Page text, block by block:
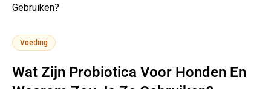
Gebruiken?
Voeding
Wat Zijn Probiotica Voor Honden En